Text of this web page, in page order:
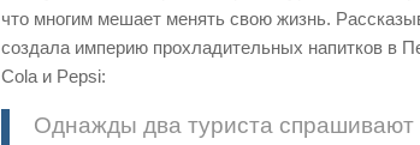
что многим мешает менять свою жизнь.
создала империю прохладительных напитков в
Cola и Pepsi:
Однажды два туриста спрашивают